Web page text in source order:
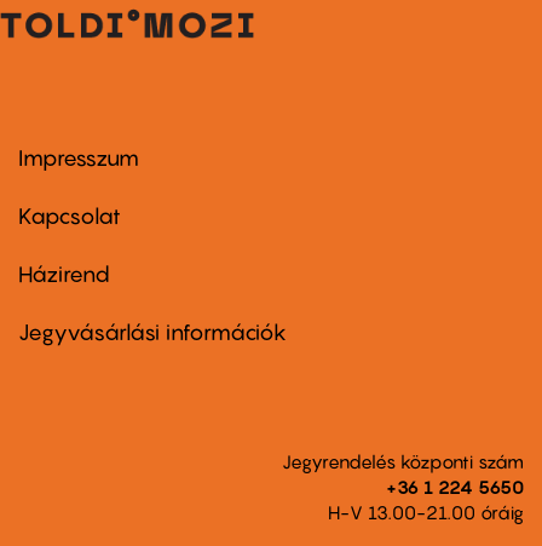
Footer
first
Impresszum
Kapcsolat
Footer
second
Házirend
Jegyvásárlási információk
Jegyrendelés központi szám
+36 1 224 5650
H-V 13.00-21.00 óráig